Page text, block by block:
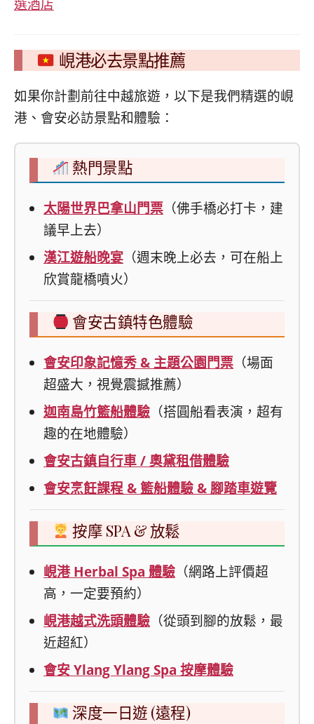
選酒店
峴港必去景點推薦
如果你計劃前往中越旅遊，以下是我們精選的峴
港、會安必訪景點和體驗：
熱門景點
太陽世界巴拿山門票 （佛手橋必打卡，建
議早上去）
漢江遊船晚宴 （週末晚上必去，可在船上
欣賞龍橋噴火）
會安古鎮特色體驗
會安印象記憶秀 & 主題公園門票 （場面
超盛大，視覺震撼推薦）
迦南島竹籃船體驗 （搭圓船看表演，超有
趣的在地體驗）
會安古鎮自行車 / 奧黛租借體驗
會安烹飪課程 & 籃船體驗 & 腳踏車遊覽
按摩 SPA & 放鬆
峴港 Herbal Spa 體驗 （網路上評價超
高，一定要預約）
峴港越式洗頭體驗 （從頭到腳的放鬆，最
近超紅）
會安 Ylang Ylang Spa 按摩體驗
深度一日遊 (遠程)